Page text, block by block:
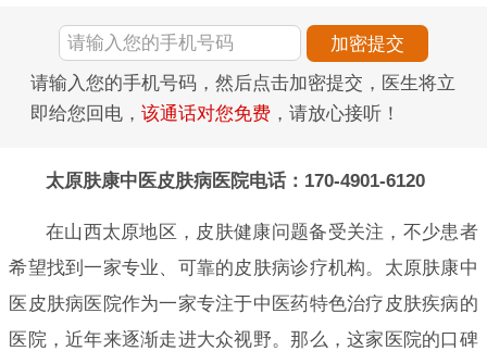
请输入您的手机号码，然后点击加密提交，医生将立
即给您回电， 该通话对您免费 ，请放心接听！
太原肤康中医皮肤病医院电话：170-4901-6120
在山西太原地区，皮肤健康问题备受关注，不少患者
希望找到一家专业、可靠的皮肤病诊疗机构。太原肤康中
医皮肤病医院作为一家专注于中医药特色治疗皮肤疾病的
医院，近年来逐渐走进大众视野。那么，这家医院的口碑